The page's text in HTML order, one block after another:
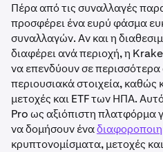
Πέρα από τις συναλλαγές
προσφέρει ένα ευρύ φάσμα
συναλλαγών. Αν και η
διαφέρει ανά περιοχή, η
να επενδύουν σε
περιουσιακά στοιχεία, καθώς
μετοχές και ETF των ΗΠΑ.
Pro ως αξιόπιστη πλατφόρμα
να δομήσουν ένα
κρυπτονομίσματα, μετοχές